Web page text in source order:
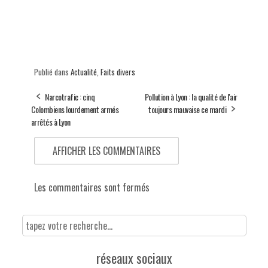
Publié dans Actualité Faits divers
Narcotrafic : cinq
Colombiens lourdement armés
arrêtés à Lyon
Pollution à Lyon : la qualité de l'air
toujours mauvaise ce mardi
AFFICHER LES COMMENTAIRES
Les commentaires sont fermés
réseaux sociaux